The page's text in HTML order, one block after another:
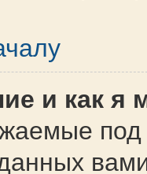
и как я